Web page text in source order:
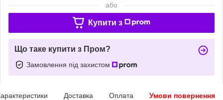
або
Купити з
Що таке купити з Пром?
Замовлення під захистом
Доставка Оплата Умови повернення